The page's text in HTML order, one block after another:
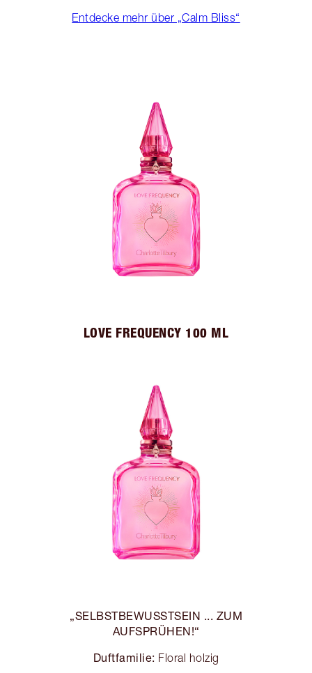
Entdecke mehr über „Calm Bliss“
LOVE FREQUENCY 100 ML
„SELBSTBEWUSSTSEIN ... ZUM
AUFSPRÜHEN!“
Duftfamilie: Floral holzig